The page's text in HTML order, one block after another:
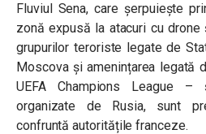
Fluviul Sena, care șerpuiește
zonă expusă la atacuri cu drone
grupurilor teroriste legate de
Moscova și amenințarea legată
UEFA Champions League –
organizate de Rusia, sunt
confruntă autoritățile franceze.